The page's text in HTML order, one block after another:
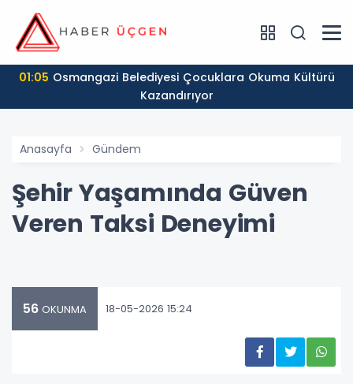
01:05
Kazandırıyor
Anasayfa Gündem
Şehir Yaşamında Güven
Veren Taksi Deneyimi
56 OKUNMA 18-05-2026 15:24